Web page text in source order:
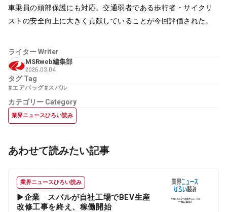
車乗員の頭部保護にも対応。交通弱者である歩行者・サイクリ
ストの安全向上に大きく貢献していることが今回評価された。
ライターWriter
MSRweb編集部
2026.03.04
タグTag
#エアバッグ#スバル
カテゴリー Category
業界ニュースひろい読み
あわせて読みたい記事
業界ニュースひろい読み
▶企業 スバルが自社工場でBEV生産
改修工事を終え、稼働開始